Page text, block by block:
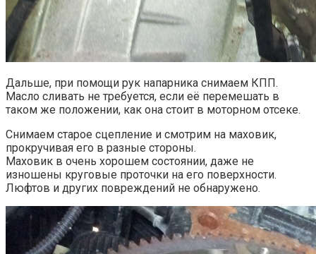
Дальше, при помощи рук напарника снимаем КПП.
Масло сливать не требуется, если её перемешать в
таком же положении, как она стоит в моторном отсеке.
Снимаем старое сцепление и смотрим на маховик,
прокручивая его в разные стороны.
Маховик в очень хорошем состоянии, даже не
изношены круговые проточки на его поверхности.
Люфтов и других повреждений не обнаружено.